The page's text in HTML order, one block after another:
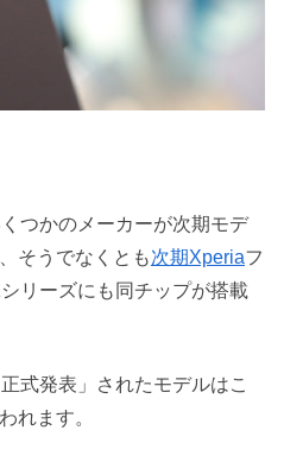
つかのメーカーが次期モデ
そうでなくとも次期Xperiaフ
リーズにも同チップが搭載
式発表」されたモデルはこ
れます。